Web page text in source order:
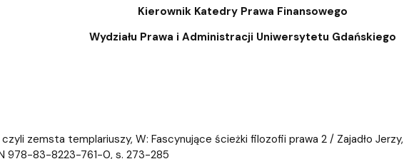
Kierownik Katedry Prawa Finansowego
Wydziału Prawa i Administracji Uniwersytetu Gdańskiego
zemsta templariuszy, W: Fascynujące ścieżki filozofii prawa 2 / Zajadło
978-83-8223-761-0, s. 273-285